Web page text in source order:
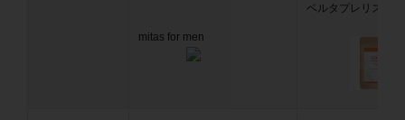
mitas for men
ベルタプレリズム